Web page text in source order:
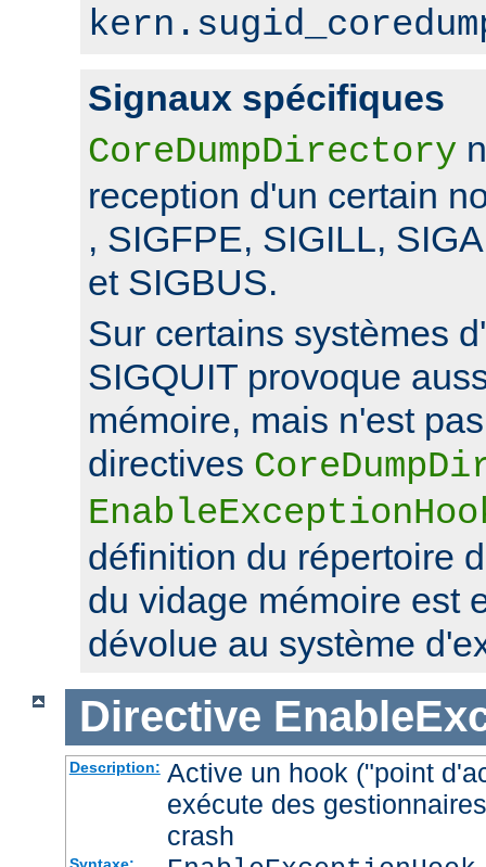
Signaux spécifiques
CoreDumpDirectory
reception d'un certain
, SIGFPE, SIGILL,
et SIGBUS.
Sur certains systèmes
SIGQUIT provoque
mémoire, mais n'est
directives
définition du répertoire
du vidage mémoire est
dévolue au système
Directive
Description: Active un hook ("point
exécute des
crash